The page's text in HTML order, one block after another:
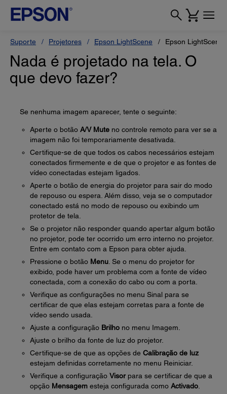
Suporte Projetores Epson LightScene Epson LightScene
Nada é projetado na tela. O
que devo fazer?
Se nenhuma imagem aparecer, tente o seguinte:
Aperte o botão A/V Mute no controle remoto para ver se a
imagem não foi temporariamente desativada.
Certifique-se de que todos os cabos necessários estejam
conectados firmemente e de que o projetor e as fontes de
vídeo conectadas estejam ligados.
Aperte o botão de energia do projetor para sair do modo
de repouso ou espera. Além disso, veja se o computador
conectado está no modo de repouso ou exibindo um
protetor de tela.
Se o projetor não responder quando apertar algum botão
no projetor, pode ter ocorrido um erro interno no projetor.
Entre em contato com a Epson para obter ajuda.
Pressione o botão Menu . Se o menu do projetor for
exibido, pode haver um problema com a fonte de vídeo
conectada, com a conexão do cabo ou com a porta.
Verifique as configurações no menu Sinal para se
certificar de que elas estejam corretas para a fonte de
vídeo sendo usada.
Ajuste a configuração Brilho no menu Imagem.
Ajuste o brilho da fonte de luz do projetor.
Certifique-se de que as opções de Calibração de luz
estejam definidas corretamente no menu Reiniciar.
Verifique a configuração Visorpara se certificar de que a
opção Mensagem esteja configurada como Activado